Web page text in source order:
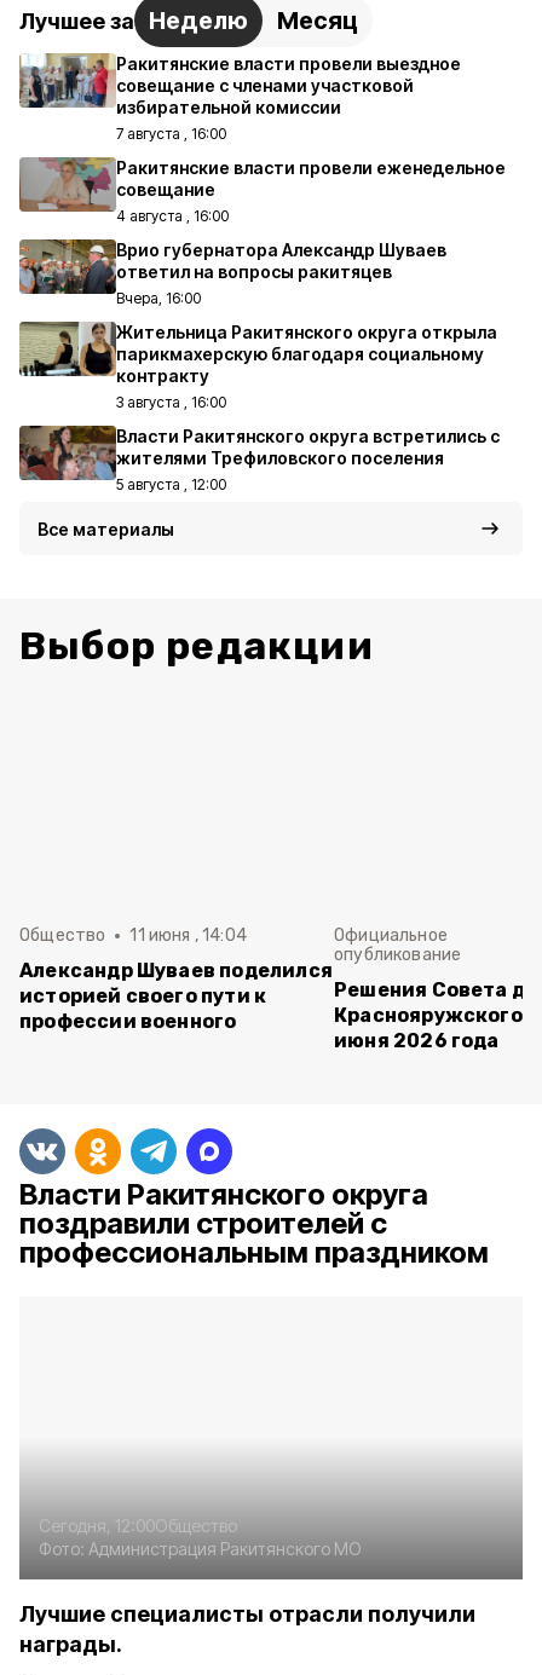
Лучшее за Неделю Месяц
Ракитянские власти провели выездное
совещание с членами участковой
избирательной комиссии
7 августа , 16:00
Ракитянские власти провели еженедельное
совещание
4 августа , 16:00
Врио губернатора Александр Шуваев
ответил на вопросы ракитяцев
Вчера, 16:00
Жительница Ракитянского округа открыла
парикмахерскую благодаря социальному
контракту
3 августа , 16:00
Власти Ракитянского округа встретились с
жителями Трефиловского поселения
5 августа , 12:00
Все материалы
Выбор редакции
Общество 11 июня , 14:04
Александр Шуваев поделился
историей своего пути к
профессии военного
Официальное
опубликование
Решения Совета
Краснояружского
июня 2026 года
Власти Ракитянского округа
поздравили строителей с
профессиональным праздником
Сегодня, 12:00Общество
Фото: Администрация Ракитянского МО
Лучшие специалисты отрасли получили
награды.